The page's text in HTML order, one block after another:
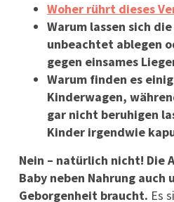
Woher rührt dieses
Warum lassen sich
unbeachtet ablegen
gegen einsames
Warum finden es
Kinderwagen,
gar nicht beruhigen
Kinder irgendwie
Nein – natürlich nicht! Die
Baby neben Nahrung auch
Geborgenheit braucht. Es